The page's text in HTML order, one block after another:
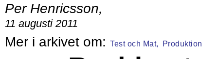
Per Henricsson,
11 augusti 2011
Test och Mat, Produktion